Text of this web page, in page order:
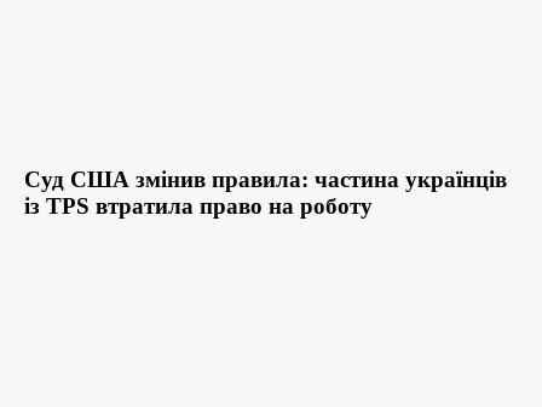
Суд США змінив правила: частина українців
із TPS втратила право на роботу